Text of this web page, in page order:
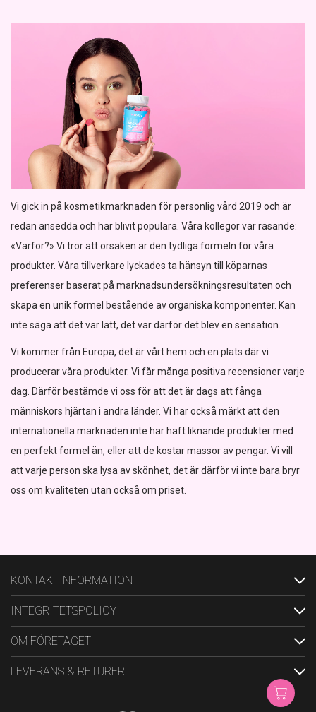
Vi gick in på kosmetikmarknaden för personlig vård 2019 och är
redan ansedda och har blivit populära. Våra kollegor var rasande:
«Varför?» Vi tror att orsaken är den tydliga formeln för våra
produkter. Våra tillverkare lyckades ta hänsyn till köparnas
preferenser baserat på marknadsundersökningsresultaten och
skapa en unik formel bestående av organiska komponenter. Kan
inte säga att det var lätt, det var därför det blev en sensation.
Vi kommer från Europa, det är vårt hem och en plats där vi
producerar våra produkter. Vi får många positiva recensioner varje
dag. Därför bestämde vi oss för att det är dags att fånga
människors hjärtan i andra länder. Vi har också märkt att den
internationella marknaden inte har haft liknande produkter med
en perfekt formel än, eller att de kostar massor av pengar. Vi vill
att varje person ska lysa av skönhet, det är därför vi inte bara bryr
oss om kvaliteten utan också om priset.
KONTAKTINFORMATION
INTEGRITETSPOLICY
OM FÖRETAGET
LEVERANS & RETURER